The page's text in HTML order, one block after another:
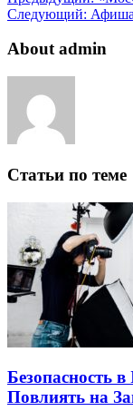
Следующий: Афиша
About admin
Статьи по теме
Безопасность
Повлиять на